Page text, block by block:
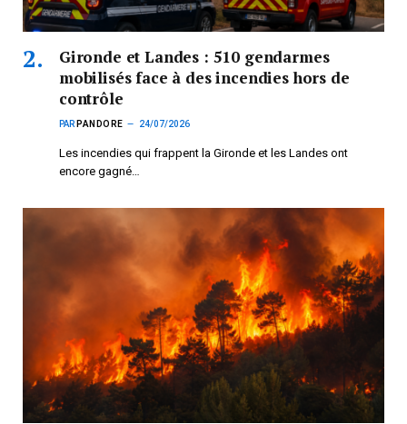
Gironde et Landes : 510 gendarmes
mobilisés face à des incendies hors de
contrôle
PAR PANDORE 24/07/2026
Les incendies qui frappent la Gironde et les Landes ont
encore gagné…